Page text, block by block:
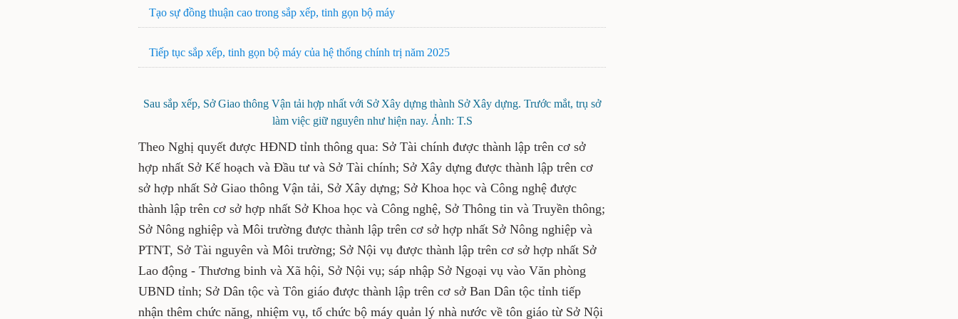
Sau sắp xếp, Sở Giao thông Vận tải hợp nhất với Sở Xây dựng thành Sở Xây dựng.
Trước mắt, trụ sở làm việc giữ nguyên như hiện nay. Ảnh: T.S
Theo Nghị quyết được HĐND tỉnh thông qua: Sở Tài chính được thành lập
trên cơ sở hợp nhất Sở Kế hoạch và Đầu tư và Sở Tài chính; Sở Xây dựng
được thành lập trên cơ sở hợp nhất Sở Giao thông Vận tải, Sở Xây dựng;
Sở Khoa học và Công nghệ được thành lập trên cơ sở hợp nhất Sở Khoa
học và Công nghệ, Sở Thông tin và Truyền thông; Sở Nông nghiệp và Môi
trường được thành lập trên cơ sở hợp nhất Sở Nông nghiệp và PTNT, Sở
Tài nguyên và Môi trường; Sở Nội vụ được thành lập trên cơ sở hợp nhất
Sở Lao động - Thương binh và Xã hội, Sở Nội vụ; sáp nhập Sở Ngoại vụ vào